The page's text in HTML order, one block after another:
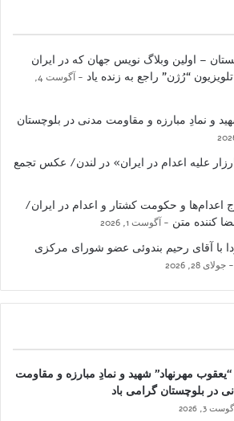
– اولین وبلاگ نویس جهان که در ایران
“رُژن” راجع به زنده یاد
آگوست 4,
و نمادِ مبارزه و مقاومت مدنی در بلوچستان
علیه اعدام در ایران» در لندن/ عکس تجمع
اعدام‌ها و حکومت کشتار و اعدام در ایران/
کننده متن
آگوست 1, 2026
با آقای رحیم بندوئی عضو شورای مرکزی
جولای 28, 2026
“یعقوب مهرنهاد” شهید و نمادِ مبارزه و مقاومت
در بلوچستان گرامی باد
3, 2026